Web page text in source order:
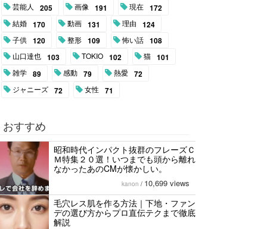
芸能人 205 画像 191 現在 172
結婚 170 動画 131 理由 124
子供 120 整形 109 怖い話 108
山口達也 103 TOKIO 102 猫 101
雑学 89 感動 79 熱愛 72
ジャニーズ 72 女性 71
おすすめ
昭和時代インパクト抜群のフレーズＣ
Ｍ特集２０選！いつまでも頭から離れ
なかったあのCMが懐かしい。
kanon / 10,699 views
毛穴レス肌を作る方法｜下地・ファン
デの選び方からプロ直伝テクまで徹底
解説